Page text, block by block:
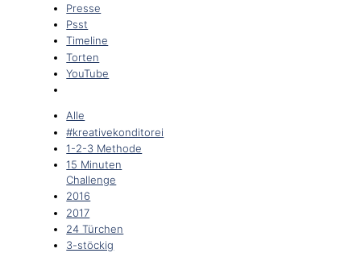
Presse
Psst
Timeline
Torten
YouTube
Alle
#kreativekonditorei
1-2-3 Methode
15 Minuten
Challenge
2016
2017
24 Türchen
3-stöckig